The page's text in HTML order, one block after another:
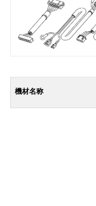
機材名称